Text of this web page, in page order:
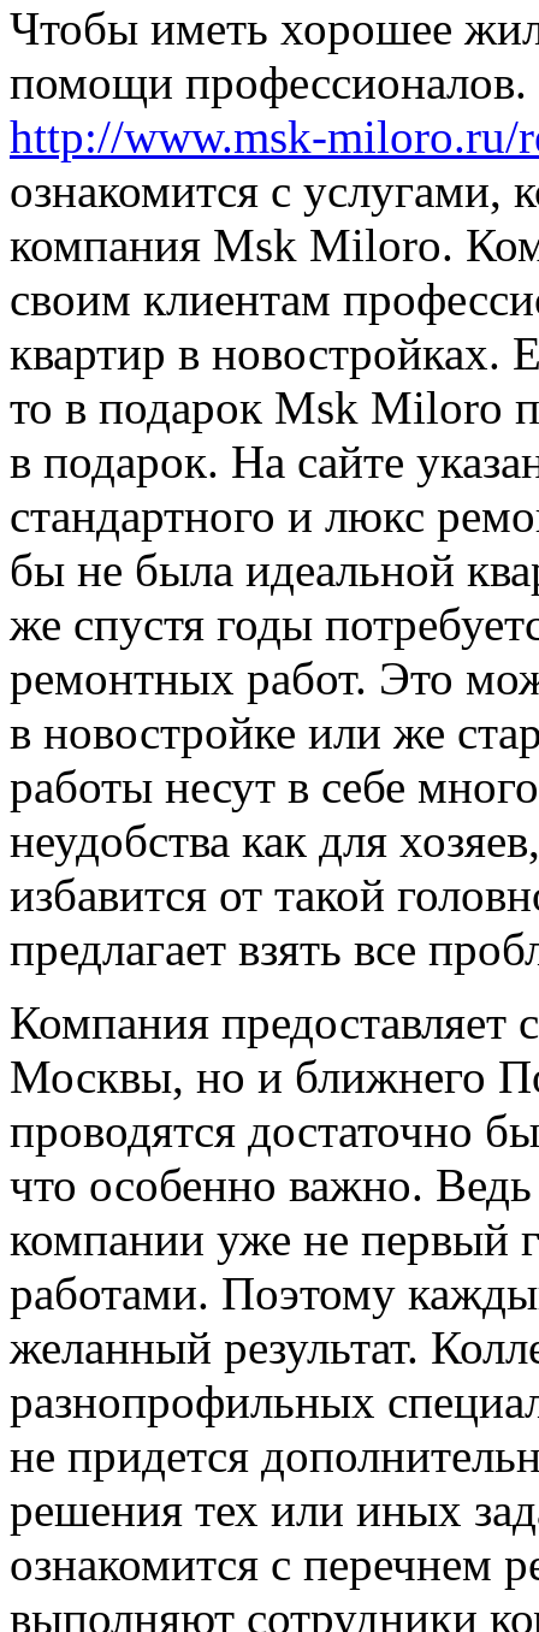
Чтобы иметь хорошее
помощи профессионалов.
http://www.msk-miloro.ru/
ознакомится с услугами,
компания Msk Miloro.
своим клиентам
квартир в новостройках.
то в подарок Msk Miloro
в подарок. На сайте
стандартного и люкс
бы не была идеальной
же спустя годы
ремонтных работ. Это
в новостройке или же
работы несут в себе
неудобства как для
избавится от такой
предлагает взять все
Компания предоставляет
Москвы, но и ближнего
проводятся достаточно
что особенно важно.
компании уже не первый
работами. Поэтому
желанный результат.
разнопрофильных
не придется
решения тех или иных
ознакомится с перечнем
выполняют сотрудники